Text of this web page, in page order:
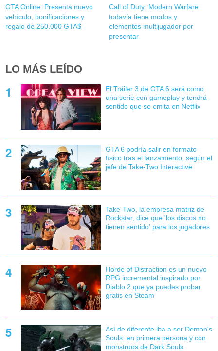
GTA Online: Presenta nuevo
vehículo, bonificaciones y
regalo de 250.000 GTA$
Call of Duty: Modern Warfare
todavía tiene modos y
elementos multijugador por
presentar
LO MÁS LEÍDO
El Tráiler 3 de GTA 6 será como
una serie con gameplay y tendrá
sentido que se emita en Netflix
GTA 6 podría salir en formato
físico tras el lanzamiento, según el
jefe de Take-Two Interactive
Take-Two, la empresa matriz de
Rockstar, dice que 'los discos no
tienen sentido' para los jugadores
Horde of Distraction es un nuevo
RPG incremental inspirado por
Diablo 2 que ya puedes probar
gratis en Steam
Así de diferente iba a ser Demon's
Souls: en primera persona y con
monstruos de Dark Souls